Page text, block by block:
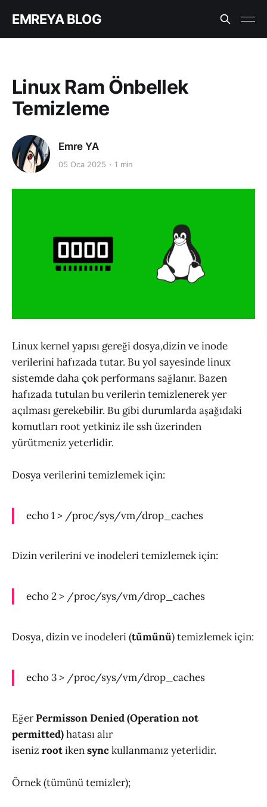
EMREYA BLOG
Linux Ram Önbellek
Temizleme
Emre YA
05 Oca 2025 1 min
Linux kernel yapısı gereği dosya,dizin ve inode
verilerini hafızada tutar. Bu yol sayesinde linux
sistemde daha çok performans sağlanır. Bazen
hafızada tutulan bu verilerin temizlenerek yer
açılması gerekebilir. Bu gibi durumlarda aşağıdaki
komutları root yetkiniz ile ssh üzerinden
yürütmeniz yeterlidir.
Dosya verilerini temizlemek için:
echo 1 > /proc/sys/vm/drop_caches
Dizin verilerini ve inodeleri temizlemek için:
echo 2 > /proc/sys/vm/drop_caches
Dosya, dizin ve inodeleri (tümünü) temizlemek için:
echo 3 > /proc/sys/vm/drop_caches
EğerPermisson Denied (Operation not
permitted)hatası alır
iseniz rootikensynckullanmanız yeterlidir.
Örnek (tümünü temizler);